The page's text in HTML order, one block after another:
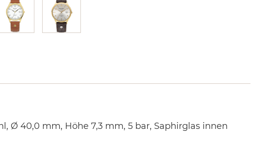
Ø 40,0 mm, Höhe 7,3 mm, 5 bar, Saphirglas innen